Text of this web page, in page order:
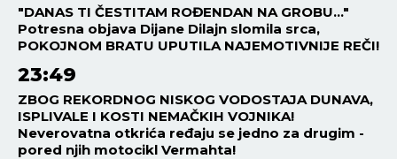
"DANAS TI ČESTITAM ROĐENDAN NA GROBU..."
Potresna objava Dijane Dilajn slomila srca,
POKOJNOM BRATU UPUTILA NAJEMOTIVNIJE REČI!
23:49
ZBOG REKORDNOG NISKOG VODOSTAJA DUNAVA,
ISPLIVALE I KOSTI NEMAČKIH VOJNIKA!
Neverovatna otkrića ređaju se jedno za drugim -
pored njih motocikl Vermahta!